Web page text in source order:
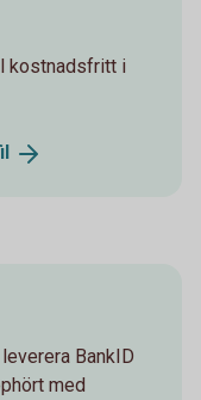
kostnadsfritt i
BankID
med